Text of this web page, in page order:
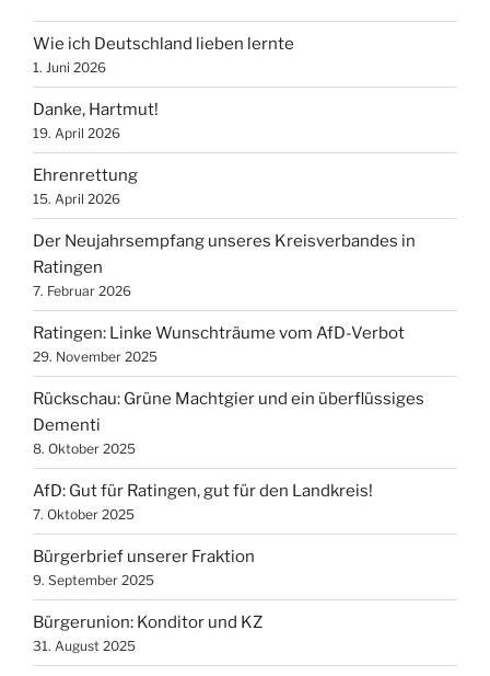
Wie ich Deutschland lieben lernte
1. Juni 2026
Danke, Hartmut!
19. April 2026
Ehrenrettung
15. April 2026
Der Neujahrsempfang unseres Kreisverbandes in
Ratingen
7. Februar 2026
Ratingen: Linke Wunschträume vom AfD-Verbot
29. November 2025
Rückschau: Grüne Machtgier und ein überflüssiges
Dementi
8. Oktober 2025
AfD: Gut für Ratingen, gut für den Landkreis!
7. Oktober 2025
Bürgerbrief unserer Fraktion
9. September 2025
Bürgerunion: Konditor und KZ
31. August 2025